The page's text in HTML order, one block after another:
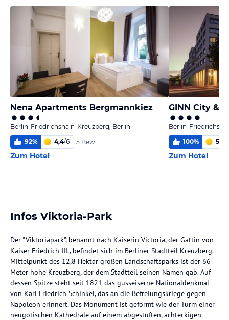
Nena Apartments Bergmannkiez
Berlin-Friedrichshain-Kreuzberg, Berlin
92% 4,4/6 5 Bew.
Zum Hotel
GINN City &
Berlin-
100% 5,3
Zum Hotel
Infos Viktoria-Park
Der "Viktoriapark", benannt nach Kaiserin Victoria, der Gattin von
Kaiser Friedrich III., befindet sich im Berliner Stadtteil Kreuzberg.
Mittelpunkt des 12,8 Hektar großen Landschaftsparks ist der 66
Meter hohe Kreuzberg, der dem Stadtteil seinen Namen gab. Auf
dessen Spitze steht seit 1821 das gusseiserne Nationaldenkmal
von Karl Friedrich Schinkel, das an die Befreiungskriege gegen
Napoleon erinnert. Das Monument ist geformt wie der Turm einer
neugotischen Kathedrale auf einem abgestuften, achteckigen